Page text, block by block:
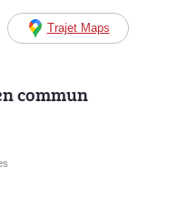
Trajet Maps
commun